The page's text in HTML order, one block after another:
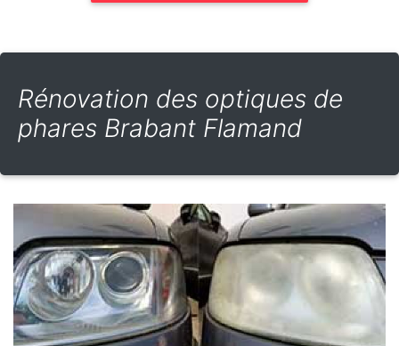
Rénovation des optiques de
phares Brabant Flamand